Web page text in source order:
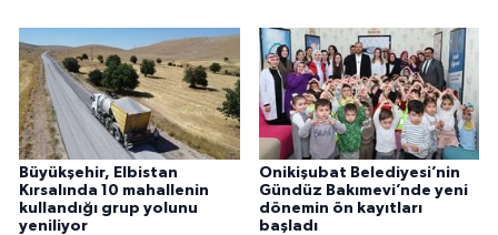
Büyükşehir, Elbistan
Kırsalında 10 mahallenin
kullandığı grup yolunu
yeniliyor
Onikişubat Belediyesi’nin
Gündüz Bakımevi’nde yeni
dönemin ön kayıtları
başladı